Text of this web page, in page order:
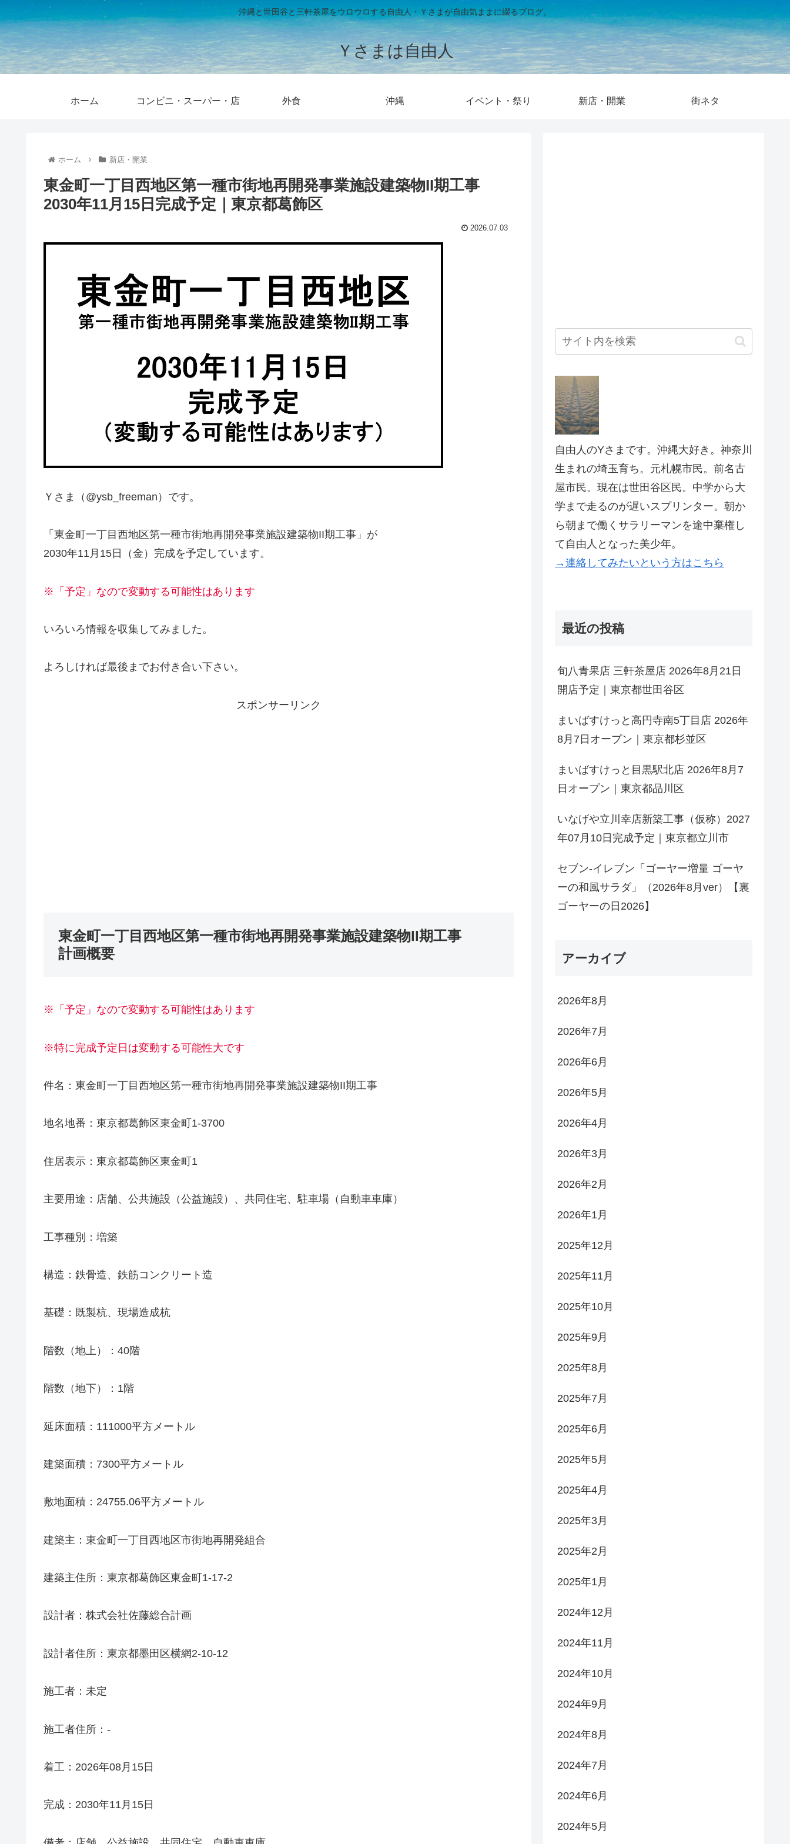
沖縄と世田谷と三軒茶屋をウロウロする自由人・Ｙさまが自由気ままに綴るブログ。
Ｙさまは自由人
ホーム コンビニ・スーパー・店 外食 沖縄 イベント・祭り 新店・開業 街ネタ
ホーム 新店・開業
東金町一丁目西地区第一種市街地再開発事業施設建築物II期工事
2030年11月15日完成予定｜東京都葛飾区
2026.07.03
Ｙさま（@ysb_freeman）です。
「東金町一丁目西地区第一種市街地再開発事業施設建築物II期工事」が
2030年11月15日（金）完成を予定しています。
※「予定」なので変動する可能性はあります
いろいろ情報を収集してみました。
よろしければ最後までお付き合い下さい。
スポンサーリンク
東金町一丁目西地区第一種市街地再開発事業施設建築物II期工事
計画概要
※「予定」なので変動する可能性はあります
※特に完成予定日は変動する可能性大です
件名：東金町一丁目西地区第一種市街地再開発事業施設建築物II期工事
地名地番：東京都葛飾区東金町1-3700
住居表示：東京都葛飾区東金町1
主要用途：店舗、公共施設（公益施設）、共同住宅、駐車場（自動車車庫）
工事種別：増築
構造：鉄骨造、鉄筋コンクリート造
基礎：既製杭、現場造成杭
階数（地上）：40階
階数（地下）：1階
延床面積：111000平方メートル
建築面積：7300平方メートル
敷地面積：24755.06平方メートル
建築主：東金町一丁目西地区市街地再開発組合
建築主住所：東京都葛飾区東金町1-17-2
設計者：株式会社佐藤総合計画
設計者住所：東京都墨田区横網2-10-12
施工者：未定
施工者住所：-
着工：2026年08月15日
完成：2030年11月15日
自由人のYさまです。沖縄大好き。神奈川
生まれの埼玉育ち。元札幌市民。前名古
屋市民。現在は世田谷区民。中学から大
学まで走るのが遅いスプリンター。朝か
ら朝まで働くサラリーマンを途中棄権し
て自由人となった美少年。
→連絡してみたいという方はこちら
最近の投稿
旬八青果店 三軒茶屋店 2026年8月21日
開店予定｜東京都世田谷区
まいばすけっと高円寺南5丁目店 2026年
8月7日オープン｜東京都杉並区
まいばすけっと目黒駅北店 2026年8月7
日オープン｜東京都品川区
いなげや立川幸店新築工事（仮称）2027
年07月10日完成予定｜東京都立川市
セブン-イレブン「ゴーヤー増量 ゴーヤ
ーの和風サラダ」（2026年8月ver）【裏
ゴーヤーの日2026】
アーカイブ
2026年8月
2026年7月
2026年6月
2026年5月
2026年4月
2026年3月
2026年2月
2026年1月
2025年12月
2025年11月
2025年10月
2025年9月
2025年8月
2025年7月
2025年6月
2025年5月
2025年4月
2025年3月
2025年2月
2025年1月
2024年12月
2024年11月
2024年10月
2024年9月
2024年8月
2024年7月
2024年6月
2024年5月